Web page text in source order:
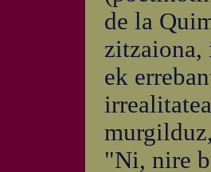
de la
ek
"Ni, nire